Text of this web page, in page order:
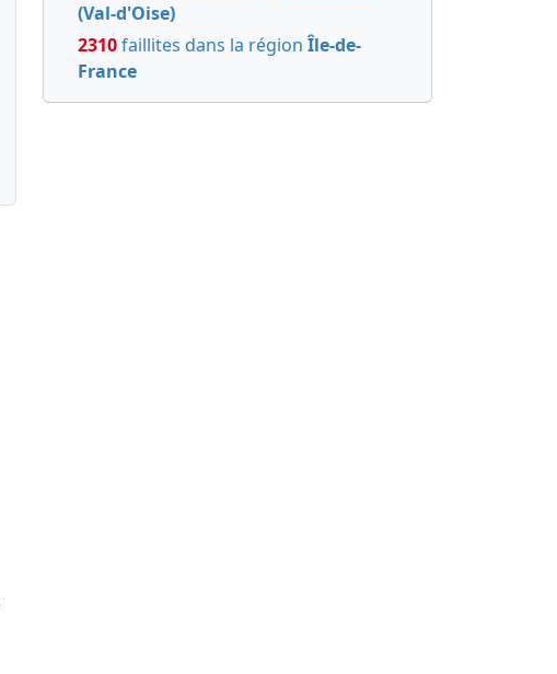
(Val-d'Oise)
2310faillites dans la région Île-de-
France